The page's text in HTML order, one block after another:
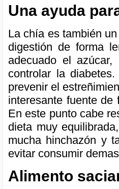
Una ayuda
La chía es también
digestión de forma
adecuado el
controlar la
prevenir el
interesante fuente
En este punto cabe
dieta muy
mucha hinchazón y
evitar consumir
Alimento